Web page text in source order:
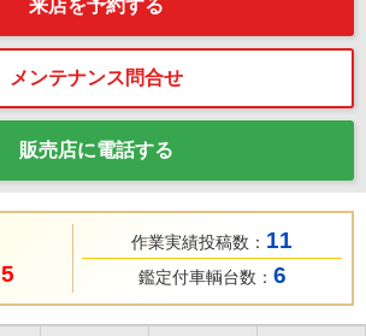
来店を予約する
メンテナンス問合せ
販売店に電話する
5
作業実績投稿数： 11
鑑定付車輌台数： 6